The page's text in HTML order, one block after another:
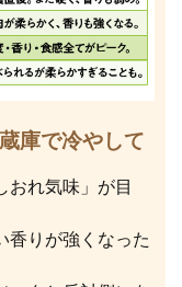
庫で冷やして
おれ気味」が目
香りが強くなった